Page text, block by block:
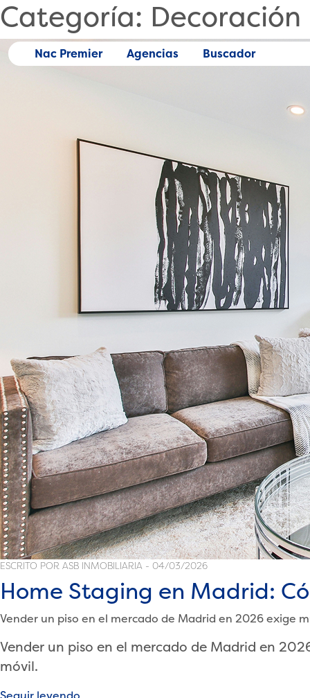
Skip
to
content
Nac Premier Agencias Buscador
Categoría: Decoración
ESCRITO POR ASB INMOBILIARIA - 04/03/2026
Home Staging en Madrid:
Vender un piso en el mercado de Madrid en 2026 exige
Vender un piso en el mercado de Madrid en
móvil.